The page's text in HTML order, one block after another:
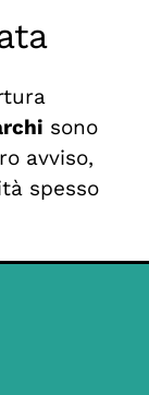
sono
avviso,
spesso